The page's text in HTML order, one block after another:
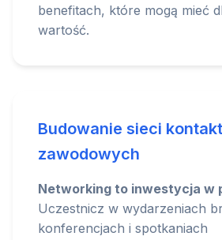
benefitach, które mogą mieć
wartość.
Budowanie sieci
zawodowych
Networking to inwestycja w
Uczestnicz w wydarzeniach
konferencjach i spotkaniach